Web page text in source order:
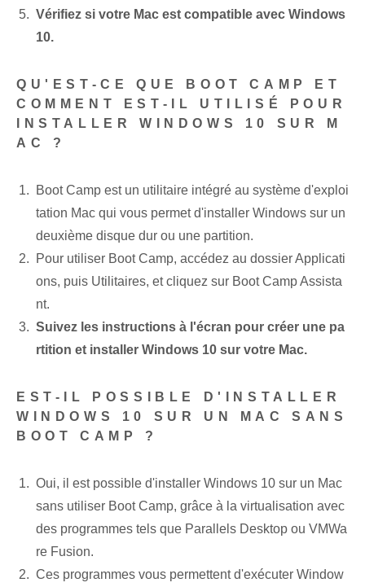
Vérifiez si votre Mac est compatible avec Windows
10.
QU'EST-CE QUE BOOT CAMP ET
COMMENT EST-IL UTILISÉ POUR
INSTALLER WINDOWS 10 SUR ‌M
AC ?
Boot Camp est un utilitaire intégré au système d'exploi
tation Mac qui vous permet d'installer ⁤Windows​ sur⁢ un
deuxième disque dur ou une partition.
Pour ⁣utiliser Boot⁣ Camp, accédez au ⁢dossier⁣ Applicati
ons, puis Utilitaires, et cliquez sur Boot Camp Assista
nt.
Suivez les instructions à l'écran pour créer une pa
rtition et installer Windows 10 sur votre Mac.
EST-IL POSSIBLE D'INSTALLER
WINDOWS 10 SUR UN MAC SANS
BOOT CAMP ?
Oui, il est possible d'installer Windows 10 sur un Mac
sans utiliser Boot Camp, grâce à la virtualisation avec
des programmes tels que Parallels Desktop ou VMWa
re Fusion.
Ces programmes vous permettent d'exécuter Window